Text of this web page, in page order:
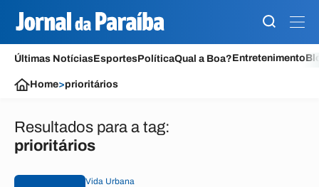
Últimas NotíciasEsportesPolíticaQual a Boa?Entretenimento
Home>prioritários
Resultados para a tag:
prioritários
Vida Urbana